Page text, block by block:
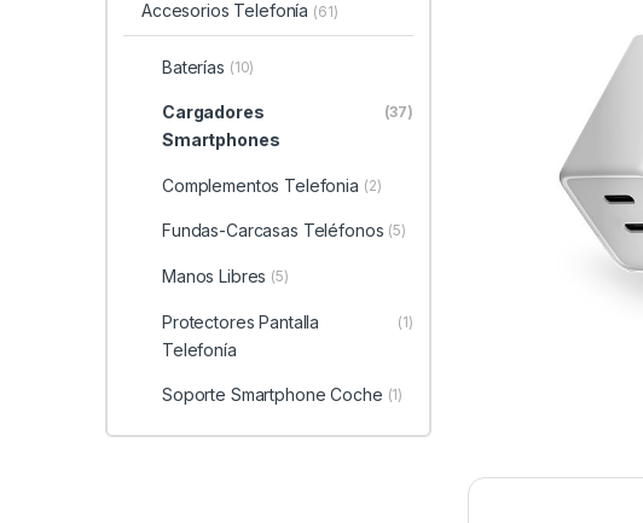
Accesorios Telefonía (61)
Baterías (10)
Cargadores
Smartphones
(37)
Complementos Telefonia (2)
Fundas-Carcasas Teléfonos (5)
Manos Libres (5)
Protectores Pantalla
Telefonía
(1)
Soporte Smartphone Coche (1)